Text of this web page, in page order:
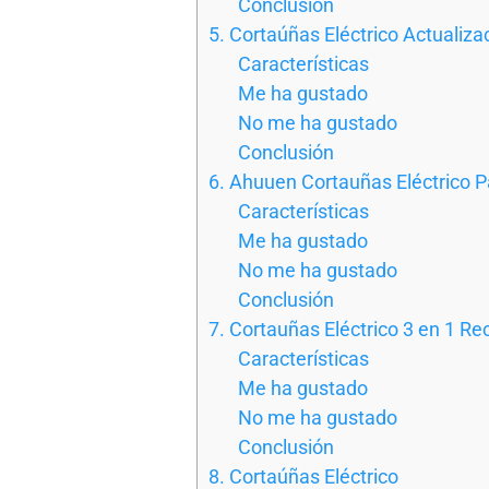
Conclusión
5. Cortaúñas Eléctrico
Características
Me ha gustado
No me ha gustado
Conclusión
6. Ahuuen Cortauñas Eléctrico
Características
Me ha gustado
No me ha gustado
Conclusión
7. Cortauñas Eléctrico 3 en 1
Características
Me ha gustado
No me ha gustado
Conclusión
8. Cortaúñas Eléctrico